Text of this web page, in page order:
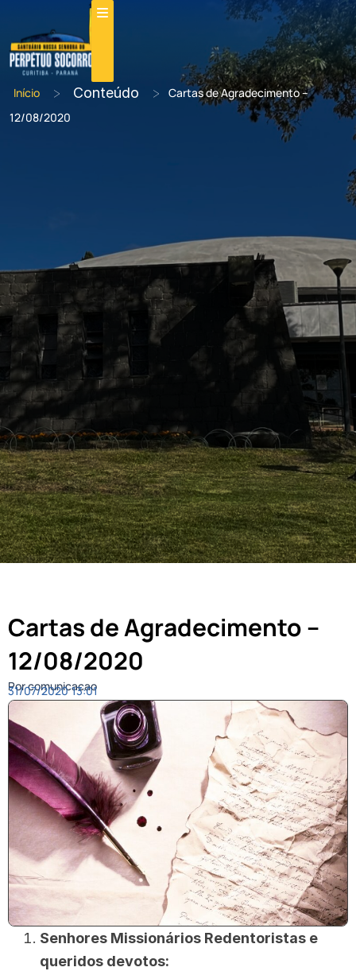
Início > Conteúdo >
Cartas de Agradecimento –
12/08/2020
Cartas de Agradecimento –
12/08/2020
Por comunicacao
31/07/2020 13:01
Senhores Missionários Redentoristas e
queridos devotos: